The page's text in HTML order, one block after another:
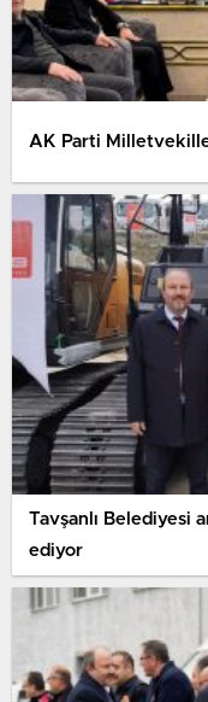
AK Parti
Tavşanlı Belediyesi
ediyor